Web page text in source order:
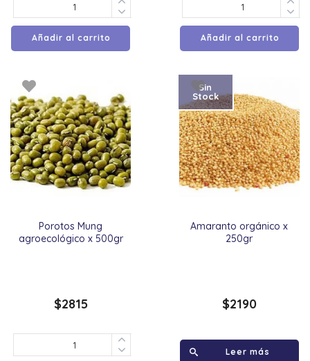
Añadir al carrito Añadir al carrito
Porotos Mung
agroecológico x 500gr
$2815
Amaranto orgánico x
250gr
Sin
Stock
$2190
Leer más